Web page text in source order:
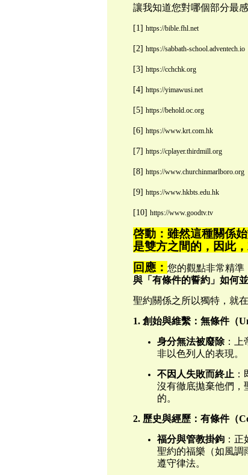
讓我知道您對哪個部分最感
[1] https://bible.fhl.net
[2] https://sabbath-school.adventech.io
[3] https://cchchk.org
[4] https://yimawusi.net
[5] https://behold.oc.org
[6] https://www.krt.com.hk
[7] https://cplayer.thirdmill.org
[8] https://www.churchinmarlboro.org
[9] https://www.hkbts.edu.hk
[10] https://www.goodtv.tv
啓動：雖然這種關係
是雙方之間的，因此
回應： 您的觀點非常精準
與「有條件的誓約」如何
聖約關係之所以獨特，就
1. 創始與維繫：無條件（
身分無法被廢除：上
非以色列人的表現。
不因人失敗而終止
沒有徹底拋棄他們，
的。
2. 歷史與經歷： 有條件（
福分與管教掛鉤：正
聖約的福樂（如風調
遵守律法。